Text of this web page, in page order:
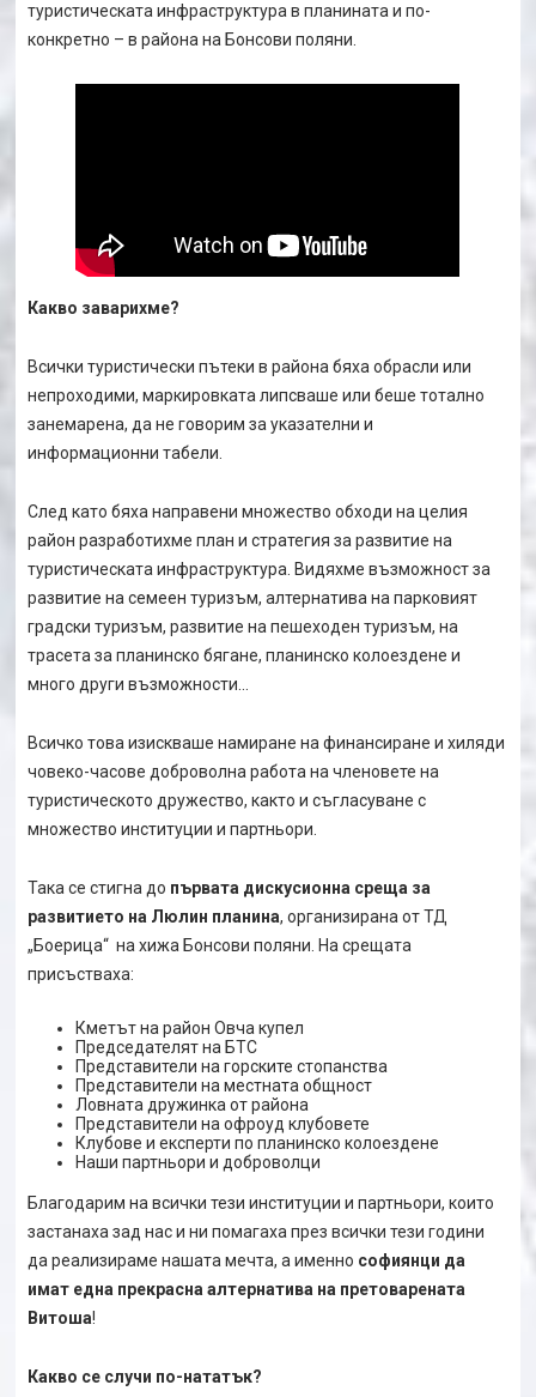
туристическата инфраструктура в планината и по-
конкретно – в района на Бонсови поляни.
Какво заварихме?
Всички туристически пътеки в района бяха обрасли или
непроходими, маркировката липсваше или беше тотално
занемарена, да не говорим за указателни и
информационни табели.
След като бяха направени множество обходи на целия
район разработихме план и стратегия за развитие на
туристическата инфраструктура. Видяхме възможност за
развитие на семеен туризъм, алтернатива на парковият
градски туризъм, развитие на пешеходен туризъм, на
трасета за планинско бягане, планинско колоездене и
много други възможности…
Всичко това изискваше намиране на финансиране и хиляди
човеко-часове доброволна работа на членовете на
туристическото дружество, както и съгласуване с
множество институции и партньори.
Така се стигна до първата дискусионна среща за
развитието на Люлин планина, организирана от ТД
„Боерица“ на хижа Бонсови поляни. На срещата
присъстваха:
Кметът на район Овча купел
Председателят на БТС
Представители на горските стопанства
Представители на местната общност
Ловната дружинка от района
Представители на офроуд клубовете
Клубове и експерти по планинско колоездене
Наши партньори и доброволци
Благодарим на всички тези институции и партньори, които
застанаха зад нас и ни помагаха през всички тези години
да реализираме нашата мечта, а именно софиянци да
имат една прекрасна алтернатива на претоварената
Витоша!
Какво се случи по-нататък?